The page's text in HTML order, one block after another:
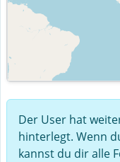
Der User hat
hinterlegt. Wenn
kannst du dir alle